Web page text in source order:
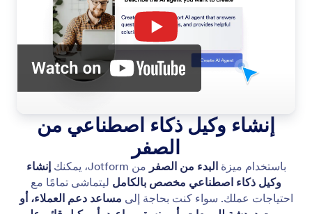
ابحث في جميع ميزات وكيل الذكاء الاصطناعي
ابدأ الآنالفئة